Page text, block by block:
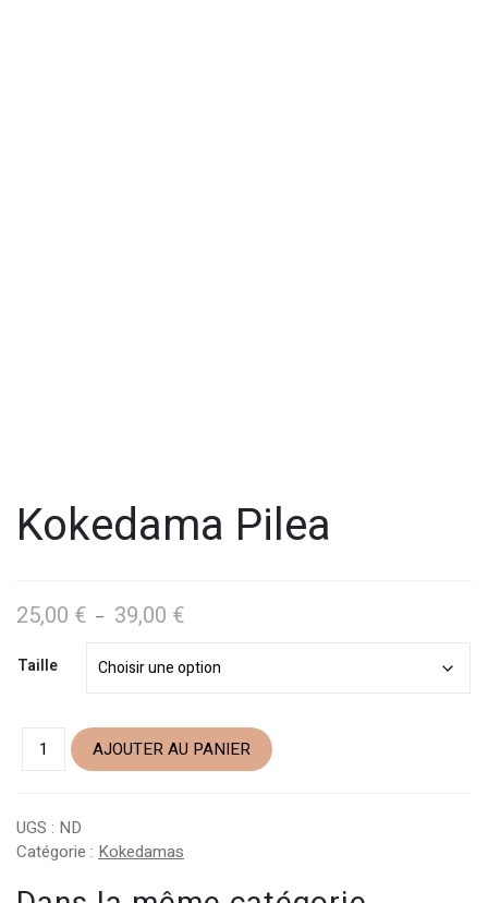
Kokedama Pilea
25,00 € – 39,00 €Plage
prix :
39,00 €
Taille
AJOUTER AU PANIER
UGS : ND
Catégorie : Kokedamas